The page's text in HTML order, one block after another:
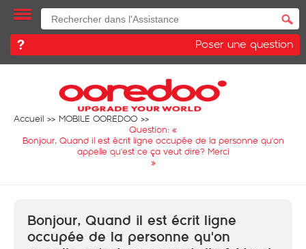
Poser une question
Accueil
MOBILE OOREDOO
Question: «
Bonjour, Quand il est écrit ligne occupée de la personne qu'on
appelle qu'est ce ça veut dire? Merci
»
Bonjour, Quand il est écrit ligne
occupée de la personne qu'on